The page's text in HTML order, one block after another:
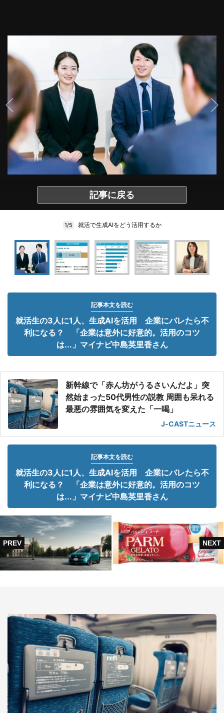
記事に戻る
1/5 就活で生成AIをどう活用するか
記事本文を読む
就活生の3人に1人、生成AIを活用 企業にバレたら不
利になる？ 「企業は意外に好意的。活用のコツ
は...」マイナビ中島英里香さん
新幹線で「赤ん坊がうるさいんだよ」突
然始まった50代男性の説教 周囲も呆れる
最悪の雰囲気を変えた「一喝」
J-CASTニュース
記事本文を読む
就活生の3人に1人、生成AIを活用 企業にバレたら不
利になる？ 「企業は意外に好意的。活用のコツ
は...」マイナビ中島英里香さん